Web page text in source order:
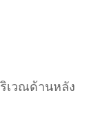
เวณด้านหลัง